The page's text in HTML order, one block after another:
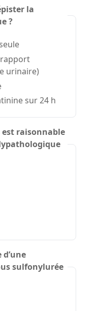
la
?
urinaire)
sur 24 h
est raisonnable
d’une
sulfonylurée